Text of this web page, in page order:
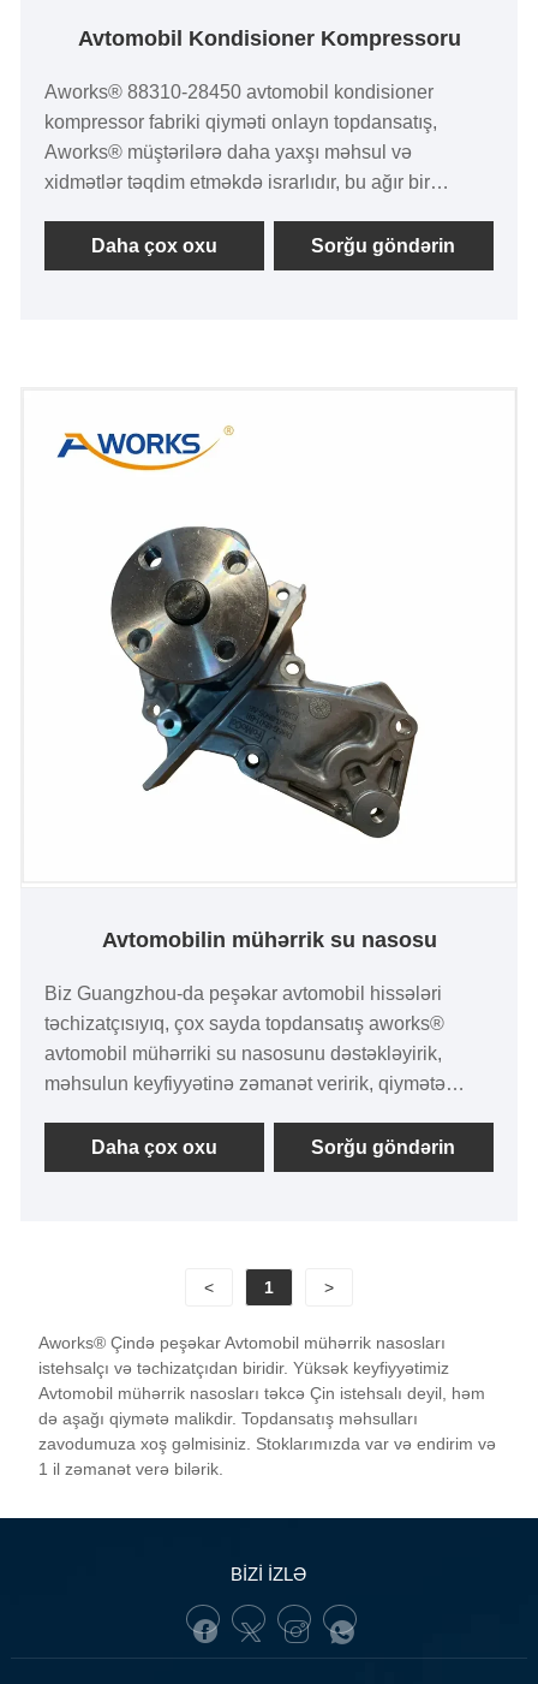
Avtomobil Kondisioner Kompressoru
Aworks® 88310-28450 avtomobil kondisioner
kompressor fabriki qiyməti onlayn topdansatış,
Aworks® müştərilərə daha yaxşı məhsul və
xidmətlər təqdim etməkdə israrlıdır, bu ağır bir
kifayət qədər diqqətli, kifayət qədər peşəkarıq,
etimadı qazanmağa ümid edirik daha çox müştəri!
Daha çox oxu Sorğu göndərin
Avtomobilin mühərrik su nasosu
Biz Guangzhou-da peşəkar avtomobil hissələri
təchizatçısıyıq, çox sayda topdansatış aworks®
avtomobil mühərriki su nasosunu dəstəkləyirik,
məhsulun keyfiyyətinə zəmanət veririk, qiymətə
əməkdaşlığı gözləyirik!
Daha çox oxu Sorğu göndərin
< 1 >
Aworks® Çində peşəkar Avtomobil mühərrik nasosları
istehsalçı və təchizatçıdan biridir. Yüksək keyfiyyətimiz
Avtomobil mühərrik nasosları təkcə Çin istehsalı deyil, həm
də aşağı qiymətə malikdir. Topdansatış məhsulları
zavodumuza xoş gəlmisiniz. Stoklarımızda var və endirim və
1 il zəmanət verə bilərik.
BİZİ İZLƏ